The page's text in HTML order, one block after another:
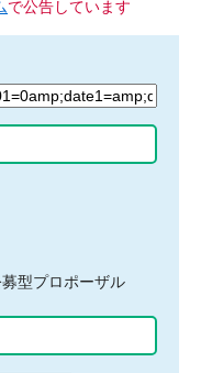
で公告しています
型プロポーザル